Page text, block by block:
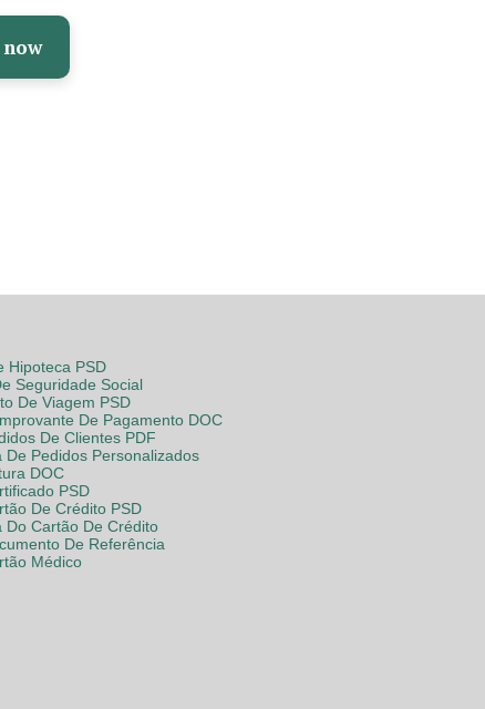
Hipoteca PSD
Seguridade Social
De Viagem PSD
De Pagamento DOC
De Clientes PDF
De Pedidos Personalizados
DOC
PSD
De Crédito PSD
Do Cartão De Crédito
De Referência
Médico